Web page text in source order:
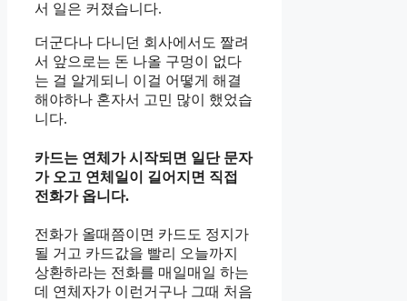
서 일은 커졌습니다.
더군다나 다니던 회사에서도 짤려
서 앞으로는 돈 나올 구멍이 없다
는 걸 알게되니 이걸 어떻게 해결
해야하나 혼자서 고민 많이 했었습
니다.
카드는 연체가 시작되면 일단 문자
가 오고 연체일이 길어지면 직접
전화가 옵니다.
전화가 올때쯤이면 카드도 정지가
될 거고 카드값을 빨리 오늘까지
상환하라는 전화를 매일매일 하는
데 연체자가 이런거구나 그때 처음